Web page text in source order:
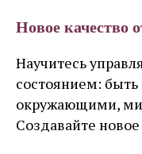
Новое качество
Научитесь
состоянием:
окружающими,
Создавайте